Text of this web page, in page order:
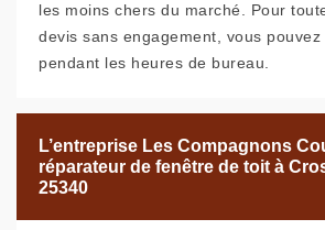
les moins chers du marché. Pour
devis sans engagement, vous pouvez
pendant les heures de bureau.
L’entreprise Les Compagnons
réparateur de fenêtre de toit à
25340